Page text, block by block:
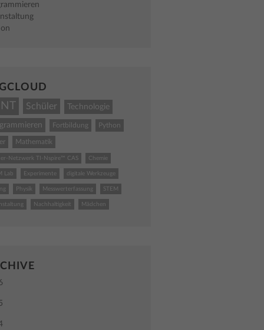
Schüler Technologie
Fortbildung Python
Mathematik
Netzwerk TI-Nspire™ CAS Chemie
Lab Experimente digitale Werkzeuge
Physik Messwerterfassung STEM
Nachhaltigkeit Mädchen